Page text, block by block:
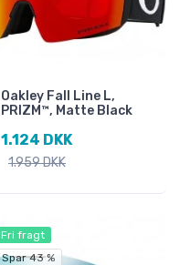
Oakley Fall Line L,
PRIZM™, Matte Black
1.124 DKK
1.959 DKK
Fri fragt
Spar 43 %